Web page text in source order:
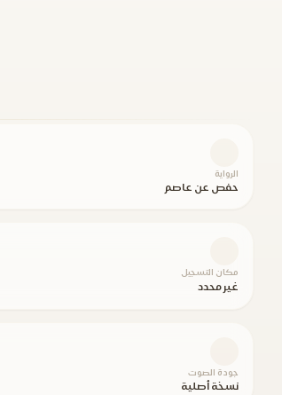
الرواية
حفص عن عاصم
مكان التسجيل
غير محدد
جودة الصوت
نسخة أصلية